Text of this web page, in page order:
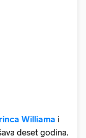
Williama i
deset godina.